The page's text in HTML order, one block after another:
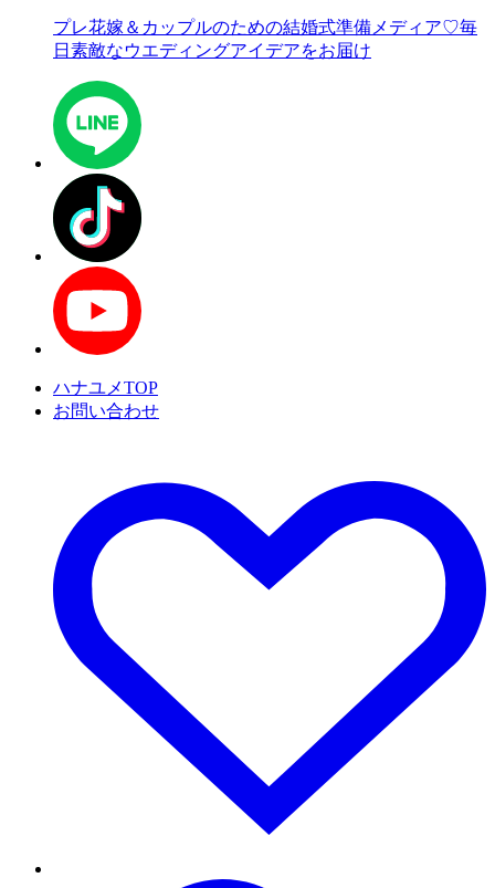
プレ花嫁＆カップルのための結婚式準備メディア♡毎
日素敵なウエディングアイデアをお届け
ハナユメTOP
お問い合わせ